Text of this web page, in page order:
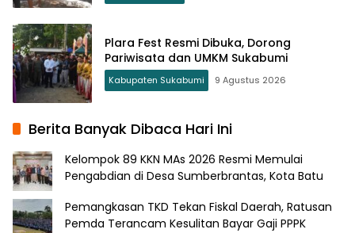
Plara Fest Resmi Dibuka, Dorong
Pariwisata dan UMKM Sukabumi
Kabupaten Sukabumi 9 Agustus 2026
Berita Banyak Dibaca Hari Ini
Kelompok 89 KKN MAs 2026 Resmi Memulai
Pengabdian di Desa Sumberbrantas, Kota Batu
Pemangkasan TKD Tekan Fiskal Daerah, Ratusan
Pemda Terancam Kesulitan Bayar Gaji PPPK